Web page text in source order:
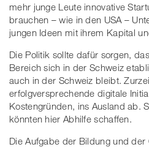
mehr junge Leute innovative
brauchen – wie in den USA –
jungen Ideen mit ihrem Kapital
Die Politik sollte dafür sorgen,
Bereich sich in der Schweiz
auch in der Schweiz bleibt.
erfolgversprechende digitale
Kostengründen, ins Ausland ab.
könnten hier Abhilfe schaffen.
Die Aufgabe der Bildung und der